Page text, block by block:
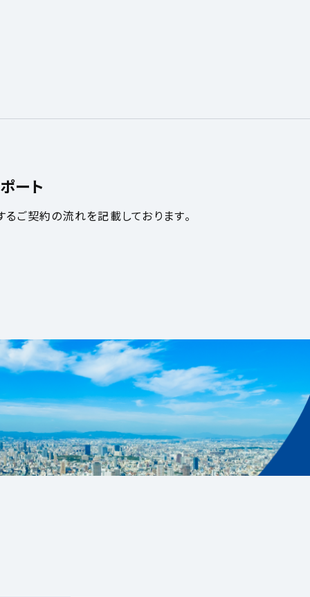
ート
ご契約の流れを記載しております。